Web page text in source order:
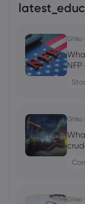
Ghko
Ghko
Ghko